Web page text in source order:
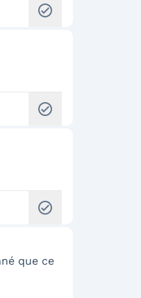
check_circle
check_circle
check_circle
que ce